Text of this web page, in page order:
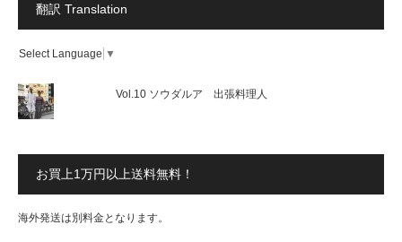
翻訳 Translation
Select Language ▼
Vol.10 ソウダルア 出張料理人
お買上1万円以上送料無料！
海外発送は別料金となります。